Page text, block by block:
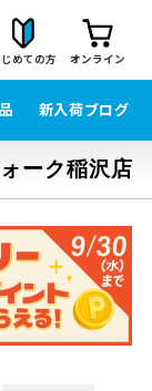
めての方 オンライン
新入荷ブログ
ーク稲沢店